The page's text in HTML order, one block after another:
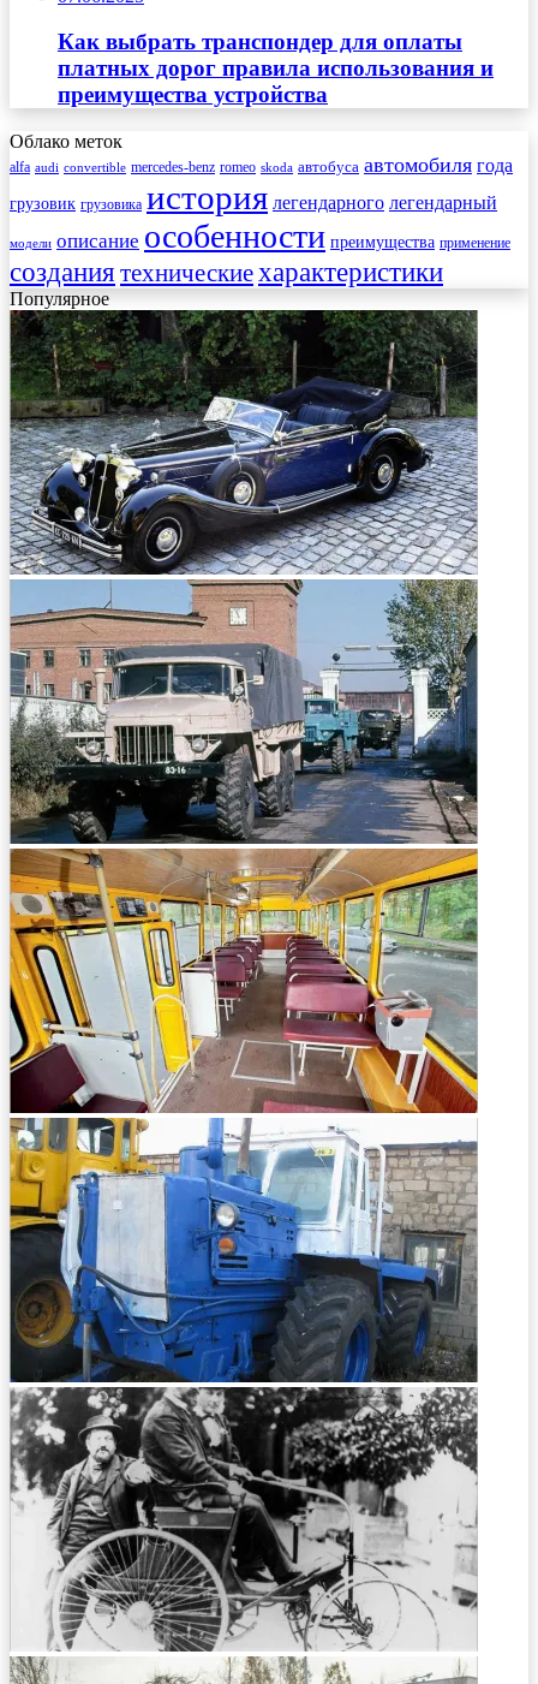
Как выбрать транспондер для оплаты
платных дорог правила использования и
преимущества устройства
Облако меток
alfa audi convertible mercedes-benz romeo skoda автобуса автомобиля года
грузовик грузовика история легендарного легендарный
модели описание особенности преимущества применение
создания техническиехарактеристики
Популярное